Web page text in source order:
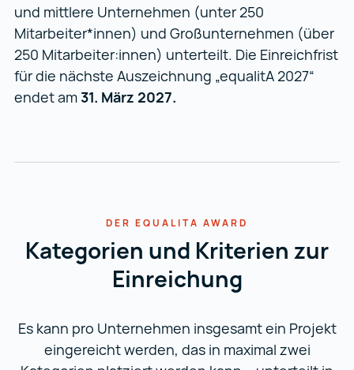
und mittlere Unternehmen (unter 250
Mitarbeiter*innen) und Großunternehmen (über
250 Mitarbeiter:innen) unterteilt. Die Einreichfrist
für die nächste Auszeichnung „equalitA 2027“
endet am 31. März 2027.
DER EQUALITA AWARD
Kategorien und Kriterien zur
Einreichung
Es kann pro Unternehmen insgesamt ein Projekt
eingereicht werden, das in maximal zwei